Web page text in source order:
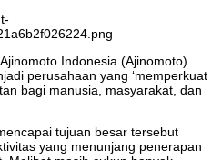
Indonesia (Ajinomoto)
perusahaan yang ‘memperkuat
bagi manusia, masyarakat, dan
tujuan besar tersebut
yang menunjang penerapan